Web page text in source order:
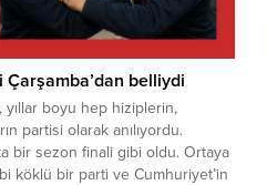
Çarşamba’dan belliydi
yıllar boyu hep hiziplerin,
partisi olarak anılıyordu.
bir sezon finali gibi oldu. Ortaya
köklü bir parti ve Cumhuriyet’in